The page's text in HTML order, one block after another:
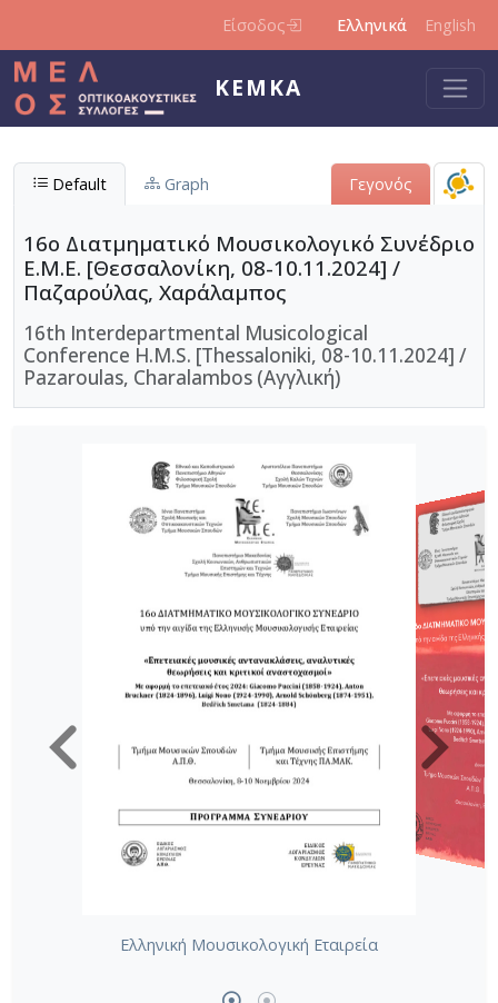
Είσοδος Ελληνικά English
ΚΕΜΚΑ
Default Graph Γεγονός
16ο Διατμηματικό Μουσικολογικό Συνέδριο
Ε.Μ.Ε. [Θεσσαλονίκη, 08-10.11.2024] /
Παζαρούλας, Χαράλαμπος
16th Interdepartmental Musicological
Conference H.M.S. [Thessaloniki, 08-10.11.2024] /
Pazaroulas, Charalambos (Αγγλική)
Ελληνική Μουσικολογική Εταιρεία